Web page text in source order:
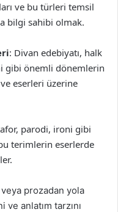
ve bu türleri temsil
bilgi sahibi olmak.
: Divan edebiyatı, halk
gibi önemli dönemlerin
eserleri üzerine
parodi, ironi gibi
terimlerin eserlerde
prozadan yola
ve anlatım tarzını